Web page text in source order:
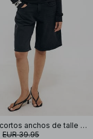
Vaqueros cortos anchos de talle medio
EUR 39.95